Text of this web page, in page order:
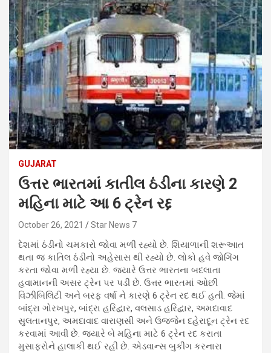
GUJARAT
ઉત્તર ભારતમાં કાતીલ ઠંડીના કારણે 2
મહિના માટે આ 6 ટ્રેન રદ્દ
October 26, 2021 Star News 7
દેશમાં ઠંડીનો ચમકારો જોવા મળી રહ્યો છે. શિયાળાની શરૂઆત
થતા જ કાતિલ ઠંડીનો અહેસાસ થી રહ્યો છે. લોકો હવે જોગિંગ
કરતા જોવા મળી રહ્યા છે. જ્યારે ઉત્તર ભારતના બદલાતા
હવામાનની અસર ટ્રેન પર પડી છે. ઉત્તર ભારતમાં ઓછી
વિઝીબિલિટી અને બરફ વર્ષા ને કારણે 6 ટ્રેન રદ થઈ હતી. જેમાં
બાંદ્રા ગોરખપુર, બાંદ્રા હરિદ્વાર, વલસાડ હરિદ્વાર, અમદાવાદ
સુલતાનપુર, અમદાવાદ વારાણસી અને ઉજજેન દહેરાદૂન ટ્રેન રદ
કરવામાં આવી છે. જ્યારે બે મહિના માટે 6 ટ્રેન રદ કરાતા
મુસાફરોને હાલાકી થઈ રહી છે. એડવાન્સ બુકીંગ કરનારા